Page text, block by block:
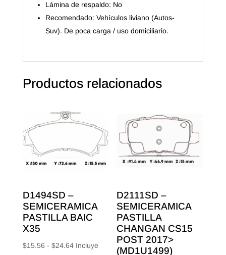
Lámina de respaldo: No
Recomendado: Vehículos liviano (Autos-
Suv). De poca carga / uso domiciliario.
Productos relacionados
D1494SD –
SEMICERAMICA
PASTILLA BAIC
X35
$15.56 - $24.64Rango
Incluye
D2111SD –
SEMICERAMICA
PASTILLA
CHANGAN CS15
POST 2017>
(MD1U1499)